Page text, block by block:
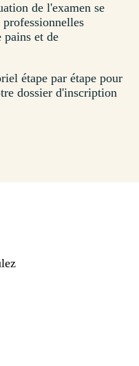
de l'examen se
professionnelles
pains et de
étape par étape pour
dossier d'inscription